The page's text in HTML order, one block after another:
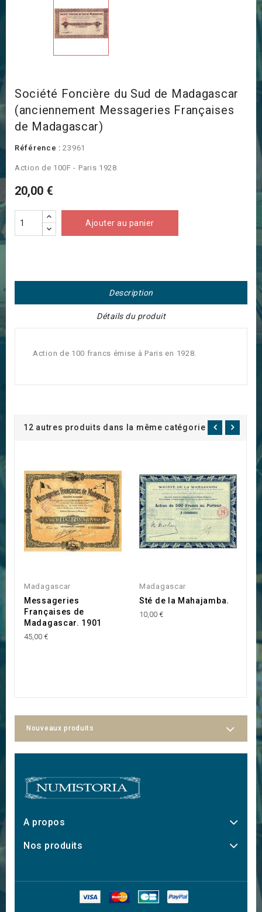
Société Foncière du Sud de Madagascar
(anciennement Messageries Françaises
de Madagascar)
Référence : 23961
Action de 100F - Paris 1928
20,00 €
Ajouter au panier
Description
Détails du produit
Action de 100 francs émise à Paris en 1928.
12 autres produits dans la même catégorie :
Madagascar
Messageries
Françaises de
Madagascar. 1901
45,00 €
Madagascar
Sté de la Mahajamba.
10,00 €
Nouveaux produits
A propos
Nos produits